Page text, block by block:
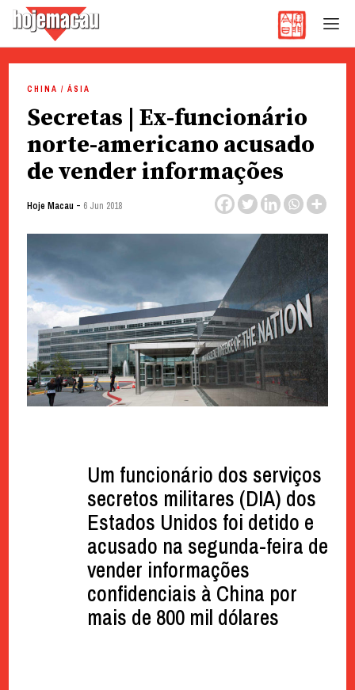
content
CHINA / ÁSIA
Secretas | Ex-funcionário
norte-americano acusado
de vender informações
Hoje Macau - 6 Jun 2018
Um funcionário dos serviços
secretos militares (DIA) dos
Estados Unidos foi detido e
acusado na segunda-feira de
vender informações
confidenciais à China por
mais de 800 mil dólares